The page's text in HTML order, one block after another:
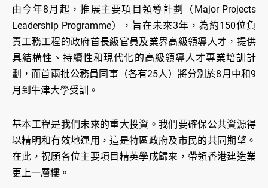
由今年8月起，推展主要項目領導計劃（Major Projects
Leadership Programme），旨在未來3年，為約150位負
責工務工程的政府首長級官員及業界高級領導人才，提供
具結構性、持續性和現代化的高級領導人才專業培訓計
劃，而首兩批公務員同事（各有25人）將分別於8月中和9
月到牛津大學受訓。
基本工程是我們未來的重大投資。我們要確保公共資源得
以精明和有效地運用，這是特區政府及市民的共同期望。
在此，祝願各位主要項目精英學成歸來，帶領香港建造業
更上一層樓。